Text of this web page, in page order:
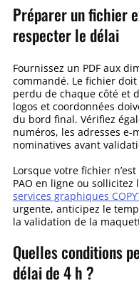
Préparer un fichier
respecter le délai
Fournissez un PDF aux
commandé. Le fichier
perdu de chaque côté et
logos et coordonnées
du bord final. Vérifiez
numéros, les adresses e-
nominatives avant
Lorsque votre fichier
PAO en ligne ou sollicitez
services graphiques
urgente, anticipez le
la validation de la
Quelles conditions
délai de 4 h ?